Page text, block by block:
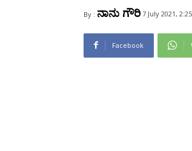
By : ನಾನು ಗೌರಿ 7 July 2021,
Facebook